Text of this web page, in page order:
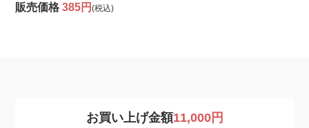
販売価格 385円(税込)
お買い上げ金額11,000円